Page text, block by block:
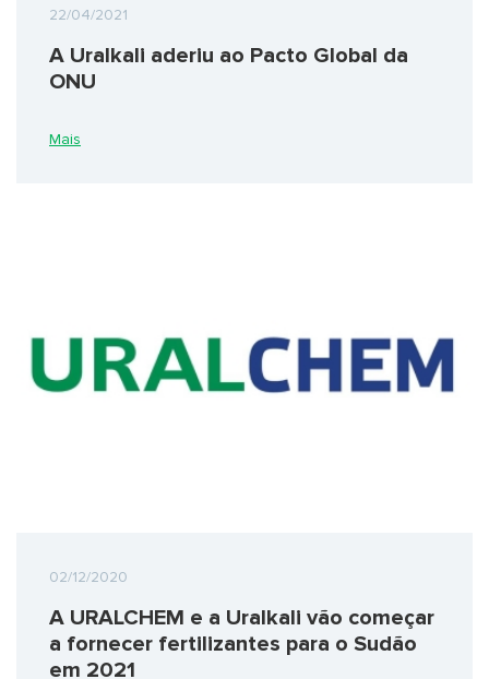
22/04/2021
A Uralkali aderiu ao Pacto Global da
ONU
Mais
02/12/2020
A URALCHEM e a Uralkali vão começar
a fornecer fertilizantes para o Sudão
em 2021